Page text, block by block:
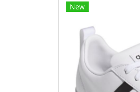
New